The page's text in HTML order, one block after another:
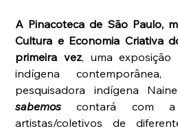
A Pinacoteca de São Paulo,
Cultura e Economia Criativa
primeira vez, uma exposição
indígena
pesquisadora indígena
sabemos contará com
artistas/coletivos de